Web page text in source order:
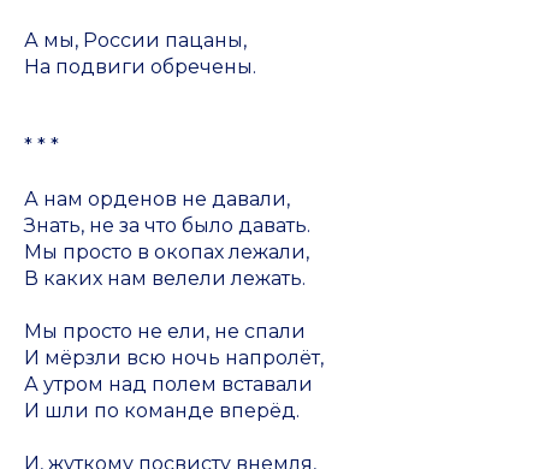
А мы, России пацаны,
На подвиги обречены.
* * *
А нам орденов не давали,
Знать, не за что было давать.
Мы просто в окопах лежали,
В каких нам велели лежать.
Мы просто не ели, не спали
И мёрзли всю ночь напролёт,
А утром над полем вставали
И шли по команде вперёд.
И, жуткому посвисту внемля,